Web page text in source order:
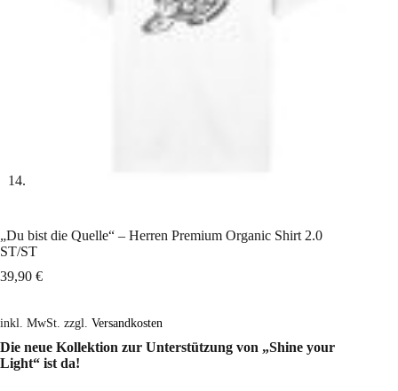
„Du bist die Quelle“ – Herren Premium Organic Shirt 2.0
ST/ST
39,90 €
inkl. MwSt. zzgl. Versandkosten
Die neue Kollektion zur Unterstützung von „Shine your
Light“ ist da!